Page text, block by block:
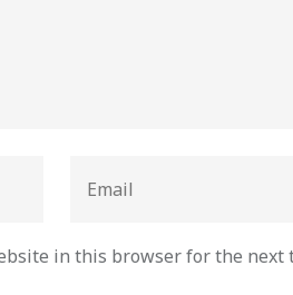
in this browser for the next